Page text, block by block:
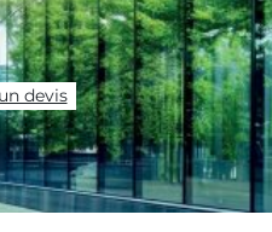
devis